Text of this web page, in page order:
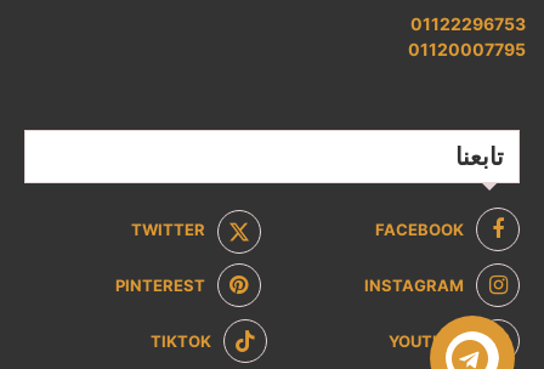
01122296753
01120007795
تابعنا
FACEBOOK
TWITTER
INSTAGRAM
PINTEREST
YOUTUBE
TIKTOK